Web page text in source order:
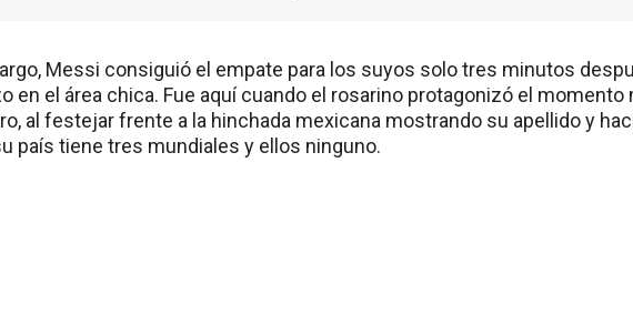
Messi consiguió el empate para los suyos solo tres minutos
en el área chica. Fue aquí cuando el rosarino protagonizó el momento
al festejar frente a la hinchada mexicana mostrando su apellido y
país tiene tres mundiales y ellos ninguno.